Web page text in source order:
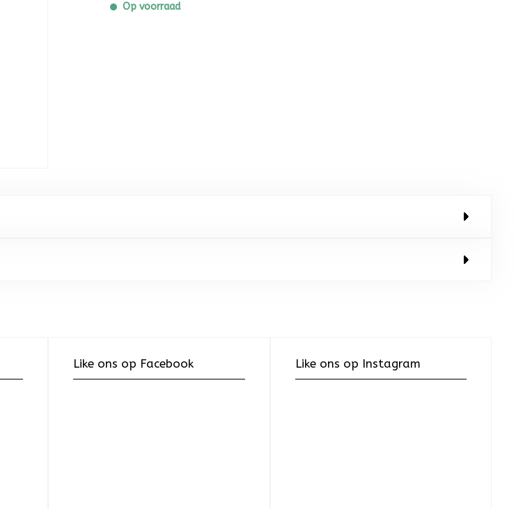
Op voorraad
Like ons op Facebook Like ons op Instagram